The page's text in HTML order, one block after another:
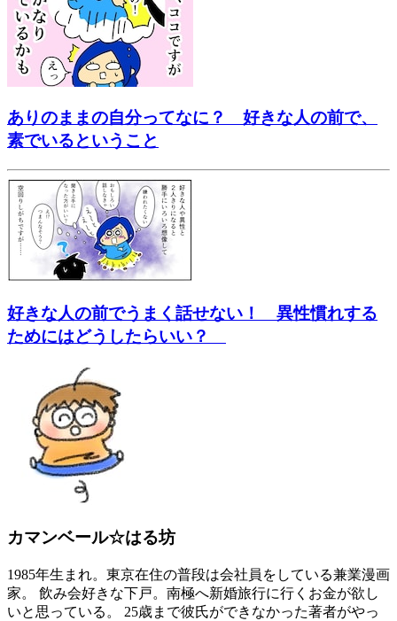
ありのままの自分ってなに？ 好きな人の前で、
素でいるということ
好きな人の前でうまく話せない！ 異性慣れする
ためにはどうしたらいい？
カマンベール☆はる坊
1985年生まれ。東京在住の普段は会社員をしている兼業漫画
家。 飲み会好きな下戸。南極へ新婚旅行に行くお金が欲し
いと思っている。 25歳まで彼氏ができなかった著者がやっ